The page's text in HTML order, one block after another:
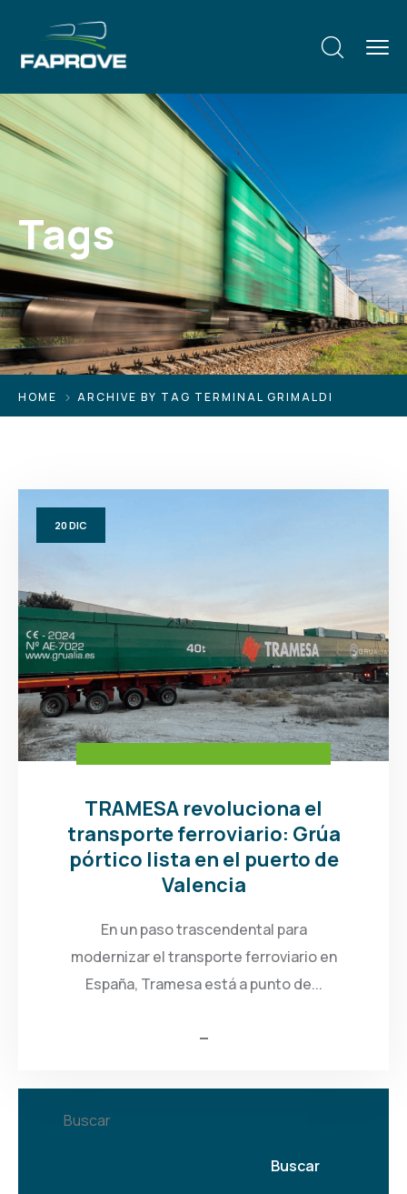
Tags
HOME ARCHIVE BY TAG TERMINAL GRIMALDI
20DIC
TRAMESA revoluciona el
transporte ferroviario: Grúa
pórtico lista en el puerto de
Valencia
En un paso trascendental para
modernizar el transporte ferroviario en
España, Tramesa está a punto de...
Buscar
Buscar